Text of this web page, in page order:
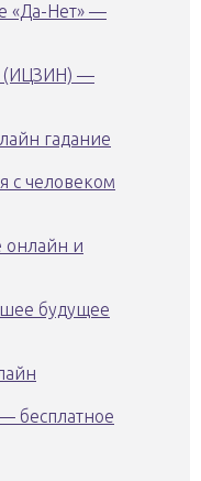
«Да-Нет» —
(ИЦЗИН) —
гадание
с человеком
онлайн и
будущее
бесплатное